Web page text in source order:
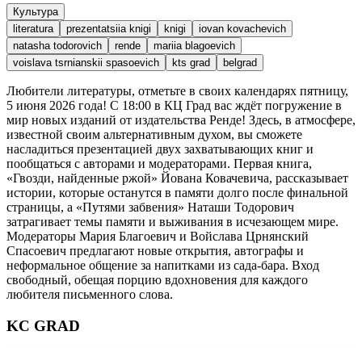
Культура
literatura
prezentatsiia knigi knigi
iovan kovachevich
natasha todorovich
rende
mariia blagoevich
voislava tsrnianskii spasoevich
kts grad belgrad
Любители литературы, отметьте в своих календарях пятницу,
5 июня 2026 года! С 18:00 в КЦ Град вас ждёт погружение в
мир новых изданий от издательства Ренде! Здесь, в атмосфере,
известной своим альтернативным духом, вы сможете
насладиться презентацией двух захватывающих книг и
пообщаться с авторами и модераторами. Первая книга,
«Гвозди, найденные ржой» Йована Ковачевича, рассказывает
истории, которые останутся в памяти долго после финальной
страницы, а «Путями забвения» Наташи Тодорович
затрагивает темы памяти и выживания в исчезающем мире.
Модераторы Мария Благоевич и Войслава Црнянский
Спасоевич предлагают новые открытия, автографы и
неформальное общение за напитками из сада-бара. Вход
свободный, обещая порцию вдохновения для каждого
любителя письменного слова.
KC GRAD